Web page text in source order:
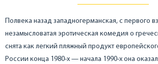
Полвека назад западногерманская, с первого
незамысловатая эротическая комедия о
снята как легкий пляжный продукт
России конца 1980-х — начала 1990-х она